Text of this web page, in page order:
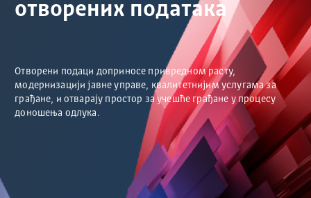
отворених података
Отворени подаци доприносе привредном расту,
модернизацији јавне управе, квалитетнијим услугама за
грађане, и отварају простор за учешће грађане у процесу
доношења одлука.